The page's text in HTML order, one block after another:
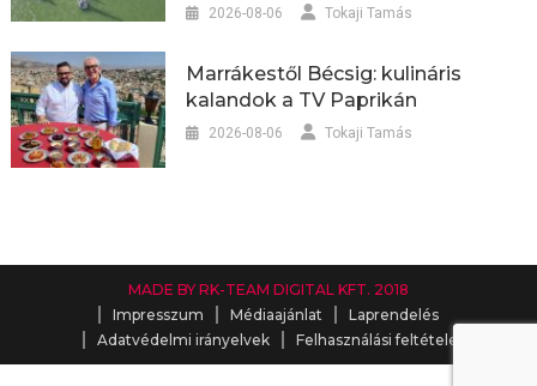
2026-08-06 Tokaji Tamás
Marrákestől Bécsig: kulináris
kalandok a TV Paprikán
2026-08-06 Tokaji Tamás
MADE BY RK-TEAM DIGITAL KFT. 2018
Impresszum
Médiaajánlat
Laprendelés
Adatvédelmi irányelvek
Felhasználási feltételek